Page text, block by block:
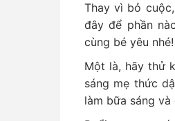
Thay vì bỏ
đây để phần
cùng bé yêu nhé!
Một là, hãy thử
sáng mẹ thức
làm bữa sáng và